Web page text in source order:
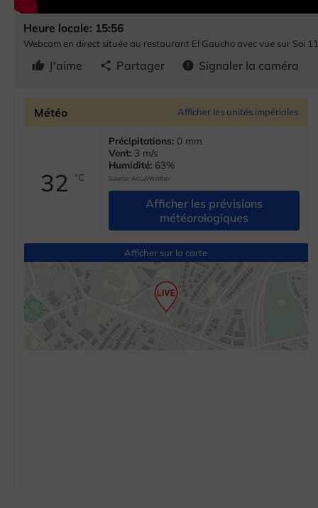
Heure locale: 15:56
Webcam en direct située au restaurant El Gaucho avec vue sur Soi
thumb_up J'aime share Partager error Signaler la caméra
Météo Afficher les unités impériales
32°C
Précipitations: 0 mm
Vent: 3 m/s
Humidité: 63%
Source: AccuWeather
Afficher les prévisions
météorologiques
Afficher sur la carte